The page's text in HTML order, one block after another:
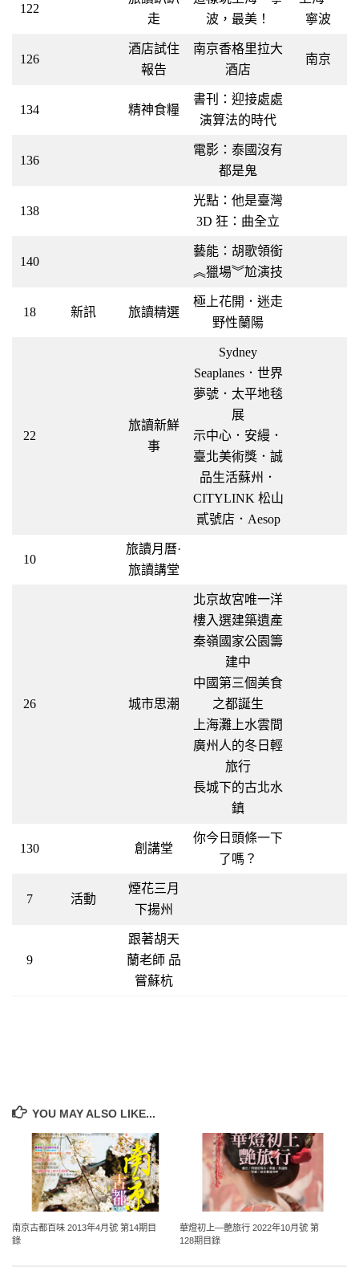
122
走
波，最美！
寧波
126
酒店試住
報告
南京香格里拉大
酒店
南京
134 精神食糧
書刊：迎接處處
演算法的時代
136
電影：泰國沒有
都是鬼
138
光點：他是臺灣
3D 狂：曲全立
140
藝能：胡歌領銜
︽獵場︾尬演技
18 新訊 旅讀精選
極上花開．迷走
野性蘭陽
22
旅讀新鮮
事
Sydney
Seaplanes．世界
夢號．太平地毯
展
示中心．安縵．
臺北美術獎．誠
品生活蘇州．
CITYLINK 松山
貳號店．Aesop
10
旅讀月曆·
旅讀講堂
26 城市思潮
北京故宮唯一洋
樓入選建築遺產
秦嶺國家公園籌
建中
中國第三個美食
之都誕生
上海灘上水雲間
廣州人的冬日輕
旅行
長城下的古北水
鎮
130 創講堂
你今日頭條一下
了嗎？
7 活動
煙花三月
下揚州
9
跟著胡天
蘭老師 品
嘗蘇杭
YOU MAY ALSO LIKE...
南京古都百味 2013年4月號 第14期目
錄
華燈初上—艷旅行 2022年10月號 第
128期目錄